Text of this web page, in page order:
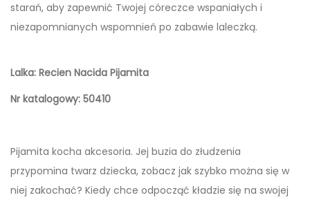
K
A
C
I
E
starań, aby zapewnić Twojej córeczce wspaniałych i
niezapomnianych wspomnień po zabawie laleczką.
Lalka: Recien Nacida Pijamita
Nr katalogowy: 50410
Pijamita kocha akcesoria. Jej buzia do złudzenia
przypomina twarz dziecka, zobacz jak szybko można się w
niej zakochać? Kiedy chce odpocząć kładzie się na swojej